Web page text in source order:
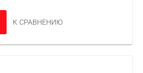
К СРАВНЕНИЮ